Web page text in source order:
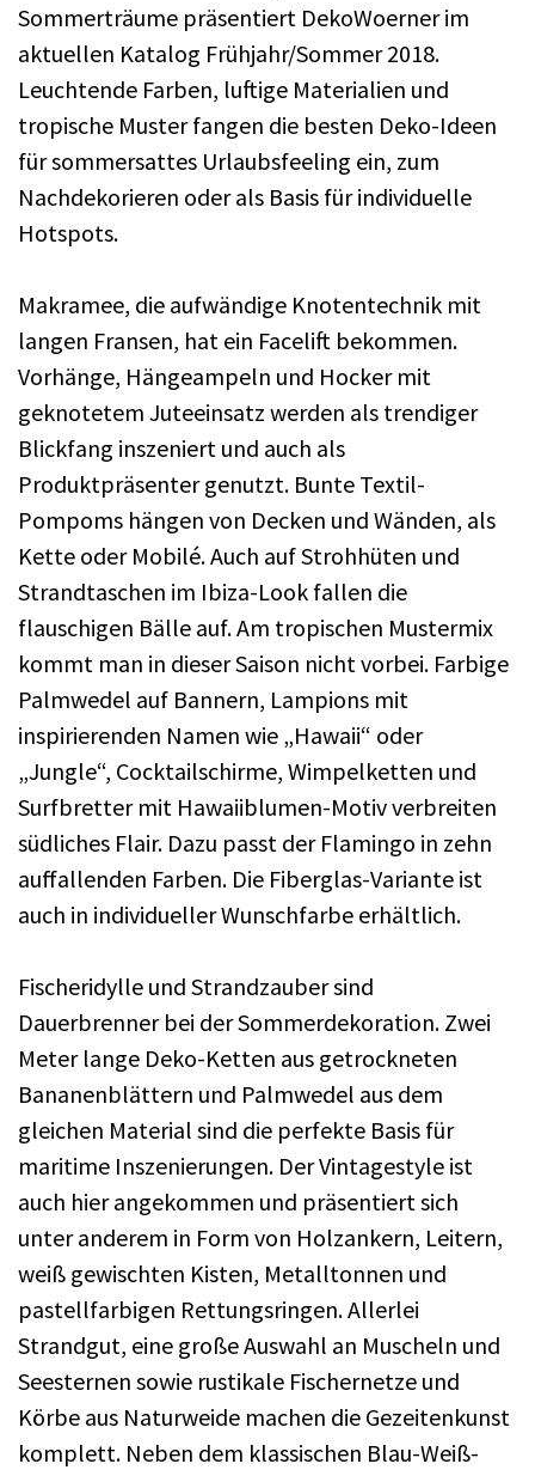
Sommerträume präsentiert DekoWoerner im
aktuellen Katalog Frühjahr/Sommer 2018.
Leuchtende Farben, luftige Materialien und
tropische Muster fangen die besten Deko-Ideen
für sommersattes Urlaubsfeeling ein, zum
Nachdekorieren oder als Basis für individuelle
Hotspots.
Makramee, die aufwändige Knotentechnik mit
langen Fransen, hat ein Facelift bekommen.
Vorhänge, Hängeampeln und Hocker mit
geknotetem Juteeinsatz werden als trendiger
Blickfang inszeniert und auch als
Produktpräsenter genutzt. Bunte Textil-
Pompoms hängen von Decken und Wänden, als
Kette oder Mobilé. Auch auf Strohhüten und
Strandtaschen im Ibiza-Look fallen die
flauschigen Bälle auf. Am tropischen Mustermix
kommt man in dieser Saison nicht vorbei. Farbige
Palmwedel auf Bannern, Lampions mit
inspirierenden Namen wie „Hawaii“ oder
„Jungle“, Cocktailschirme, Wimpelketten und
Surfbretter mit Hawaiiblumen-Motiv verbreiten
südliches Flair. Dazu passt der Flamingo in zehn
auffallenden Farben. Die Fiberglas-Variante ist
auch in individueller Wunschfarbe erhältlich.
Fischeridylle und Strandzauber sind
Dauerbrenner bei der Sommerdekoration. Zwei
Meter lange Deko-Ketten aus getrockneten
Bananenblättern und Palmwedel aus dem
gleichen Material sind die perfekte Basis für
maritime Inszenierungen. Der Vintagestyle ist
auch hier angekommen und präsentiert sich
unter anderem in Form von Holzankern, Leitern,
weiß gewischten Kisten, Metalltonnen und
pastellfarbigen Rettungsringen. Allerlei
Strandgut, eine große Auswahl an Muscheln und
Seesternen sowie rustikale Fischernetze und
Körbe aus Naturweide machen die Gezeitenkunst
komplett. Neben dem klassischen Blau-Weiß-